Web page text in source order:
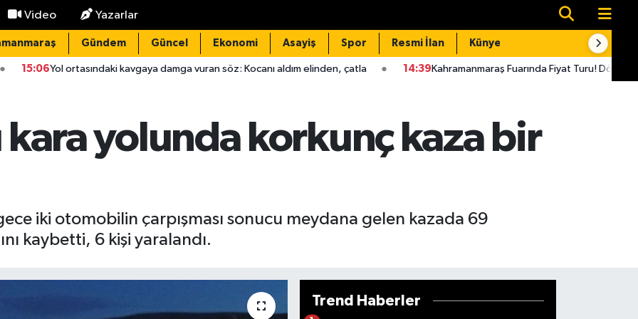
Video Yazarlar
Gündem Güncel Ekonomi Asayiş Spor Resmi İlan Künye
kavgaya damga vuran söz: Kocanı aldım elinden, çatla 14:39Kahramanmaraş Fuarında Fiyat Turu! Dönerden Dondurmaya Her
kara yolunda korkunç kaza bir
iki otomobilin çarpışması sonucu meydana gelen kazada 69
kaybetti, 6 kişi yaralandı.
Trend Haberler